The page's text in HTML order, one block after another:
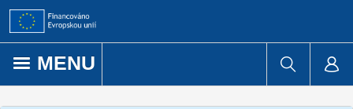
Přejít k obsahu
MENU